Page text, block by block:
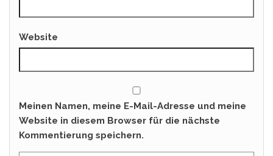
Website
Meinen Namen, meine E-Mail-Adresse und meine
Website in diesem Browser für die nächste
Kommentierung speichern.